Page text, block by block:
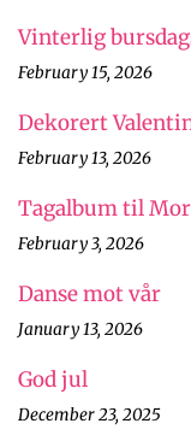
Vinterlig
February 15, 2026
Dekorert
February 13, 2026
Tagalbum til Mor
February 3, 2026
Danse mot vår
January 13, 2026
God jul
December 23, 2025